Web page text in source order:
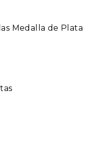
Medalla de Plata